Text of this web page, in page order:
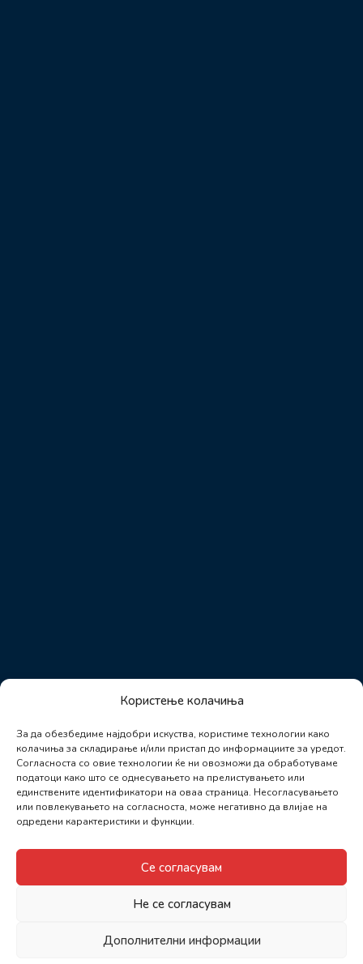
Користење колачиња
За да обезбедиме најдобри искуства, користиме технологии како
колачиња за складирање и/или пристап до информациите за уредот.
Согласноста со овие технологии ќе ни овозможи да обработуваме
податоци како што се однесувањето на прелистувањето или
единствените идентификатори на оваа страница. Несогласувањето
или повлекувањето на согласноста, може негативно да влијае на
одредени карактеристики и функции.
Се согласувам
Не се согласувам
Дополнителни информации